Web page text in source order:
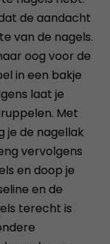
de aandacht
van de nagels.
oog voor de
in een bakje
laat je
Met
je de nagellak
vervolgens
en doop je
en de
terecht is